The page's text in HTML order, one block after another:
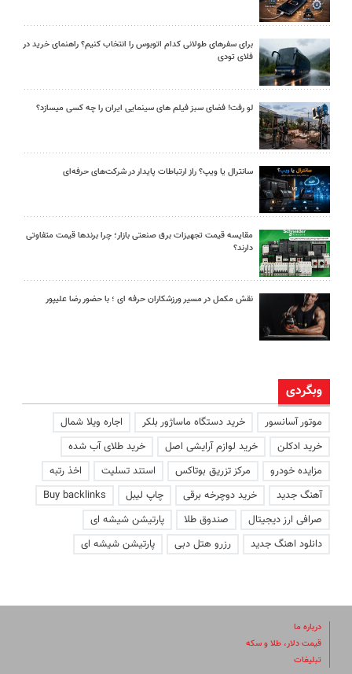
برای سفرهای طولانی کدام اتوبوس را انتخاب کنیم؟ راهنمای خرید در
فلای تودی
لو رفت! فضای سبز فیلم های سینمایی ایران را چه کسی میسازد؟
سانترال یا ویپ؟ راز ارتباطات پایدار در شرکت‌های حرفه‌ای
مقایسه قیمت تجهیزات برق صنعتی بازار؛ چرا برندها قیمت متفاوتی
دارند؟
نقش مکمل در مسیر ورزشکاران حرفه ای ؛ با حضور رضا علیپور
وبگردی
موتور آسانسور خرید دستگاه ماساژور بلکر
اجاره ویلا شمال
خرید ادکلن
خرید لوازم آرایشی اصل
خرید طلای آب شده
مزایده خودرو
مرکز تزریق بوتاکس استند تسلیت
اخذ رتبه
آهنگ جدید
خرید دوچرخه برقی چاپ لیبل
Buy backlinks
صرافی ارز دیجیتال
صندوق طلا
پارتیشن شیشه ای
دانلود اهنگ جدید
رزرو هتل دبی پارتیشن شیشه ای
درباره ما
قیمت دلار، طلا و سکه
تبلیغات